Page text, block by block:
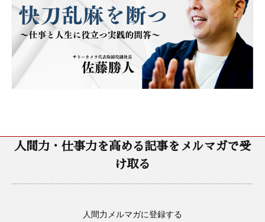
人間力・仕事力を高める記事をメルマガで受
け取る
人間力メルマガに登録する